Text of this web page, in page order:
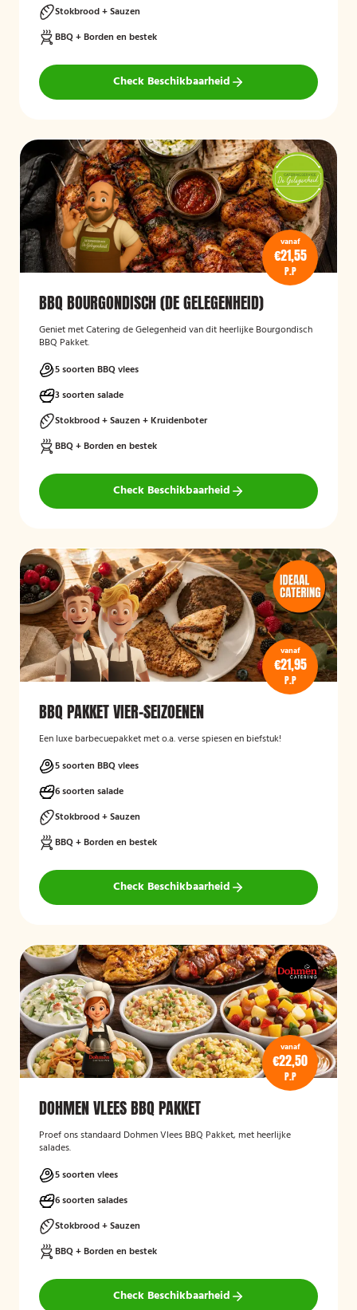
Stokbrood + Sauzen
BBQ + Borden en bestek
Check Beschikbaarheid
vanaf
€21,55
P.P
BBQ BOURGONDISCH (DE GELEGENHEID)
Geniet met Catering de Gelegenheid van dit heerlijke Bourgondisch
BBQ Pakket.
5 soorten BBQ vlees
3 soorten salade
Stokbrood + Sauzen + Kruidenboter
BBQ + Borden en bestek
Check Beschikbaarheid
vanaf
€21,95
P.P
BBQ PAKKET VIER-SEIZOENEN
Een luxe barbecuepakket met o.a. verse spiesen en biefstuk!
5 soorten BBQ vlees
6 soorten salade
Stokbrood + Sauzen
BBQ + Borden en bestek
Check Beschikbaarheid
vanaf
€22,50
P.P
DOHMEN VLEES BBQ PAKKET
Proef ons standaard Dohmen Vlees BBQ Pakket, met heerlijke
salades.
5 soorten vlees
6 soorten salades
Stokbrood + Sauzen
BBQ + Borden en bestek
Check Beschikbaarheid